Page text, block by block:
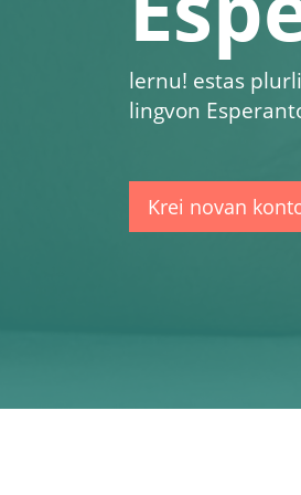
lernu! estas
lingvon
Krei novan